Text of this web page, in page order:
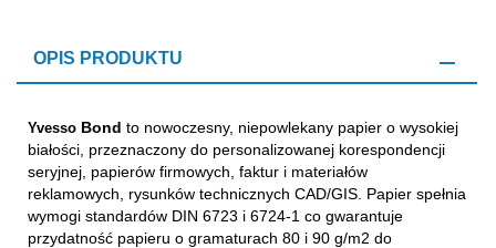
OPIS PRODUKTU
Yvesso Bond to nowoczesny, niepowlekany papier o wysokiej
białości, przeznaczony do personalizowanej korespondencji
seryjnej, papierów firmowych, faktur i materiałów
reklamowych, rysunków technicznych CAD/GIS. Papier spełnia
wymogi standardów DIN 6723 i 6724-1 co gwarantuje
przydatność papieru o gramaturach 80 i 90 g/m2 do